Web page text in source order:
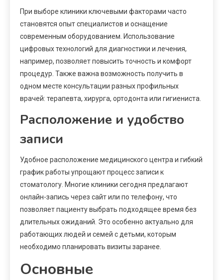
При выборе клиники ключевыми факторами часто
становятся опыт специалистов и оснащение
современным оборудованием. Использование
цифровых технологий для диагностики и лечения,
например, позволяет повысить точность и комфорт
процедур. Также важна возможность получить в
одном месте консультации разных профильных
врачей: терапевта, хирурга, ортодонта или гигиениста.
Расположение и удобство
записи
Удобное расположение медицинского центра и гибкий
график работы упрощают процесс записи к
стоматологу. Многие клиники сегодня предлагают
онлайн-запись через сайт или по телефону, что
позволяет пациенту выбрать подходящее время без
длительных ожиданий. Это особенно актуально для
работающих людей и семей с детьми, которым
необходимо планировать визиты заранее.
Основные